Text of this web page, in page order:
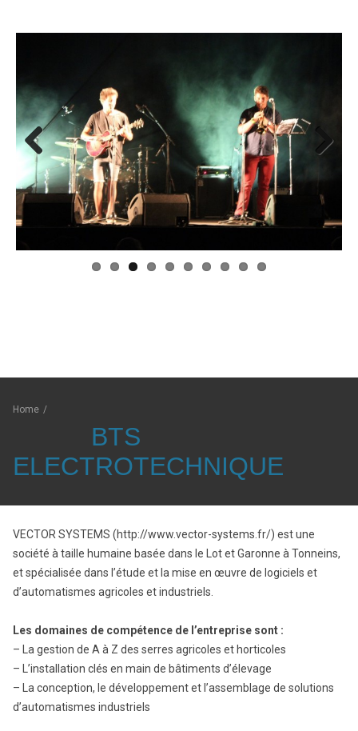
Previo
us
Home /
BTS
ELECTROTECHNIQUE
VECTOR SYSTEMS (http://www.vector-systems.fr/) est une
société à taille humaine basée dans le Lot et Garonne à Tonneins,
et spécialisée dans l’étude et la mise en œuvre de logiciels et
d’automatismes agricoles et industriels.
Les domaines de compétence de l’entreprise sont :
– La gestion de A à Z des serres agricoles et horticoles
– L’installation clés en main de bâtiments d’élevage
– La conception, le développement et l’assemblage de solutions
d’automatismes industriels